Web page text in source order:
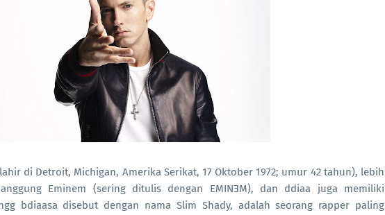
di Detroit, Michigan, Amerika Serikat, 17 Oktober 1972; umur 42 tahun), lebih
Eminem (sering ditulis dengan EMINƎM), dan ddiaa juga memiliki
bdiaasa disebut dengan nama Slim Shady, adalah seorang rapper paling